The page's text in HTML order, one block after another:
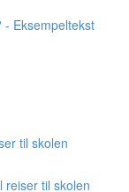
- Eksempeltekst
til skolen
reiser til skolen